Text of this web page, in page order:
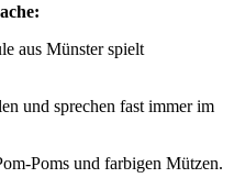
aus Münster spielt
und sprechen fast immer im
Poms und farbigen Mützen.